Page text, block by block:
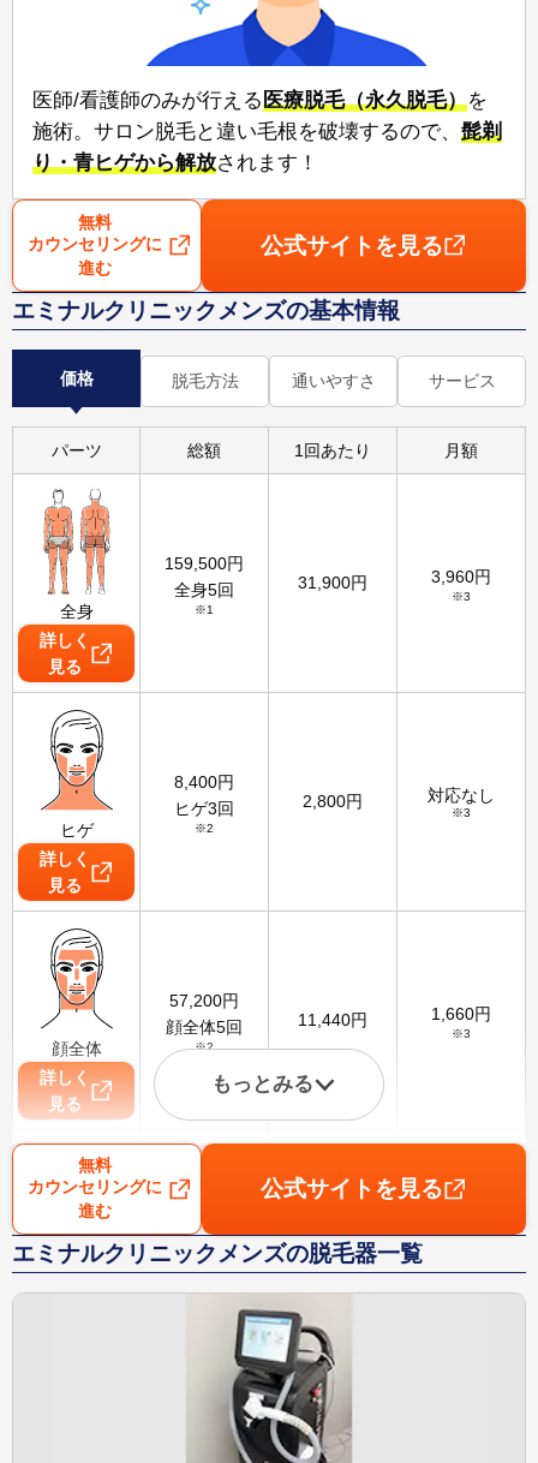
医師/看護師のみが行える⁠医療脱毛（永久脱毛）⁠を
施術。サロン脱毛と違い毛根を破壊するので、⁠ 髭剃
り・青ヒゲから解放⁠されます！
無料
カウンセリングに
進む
公式サイトを見る
エミナルクリニックメンズの基本情報
価格 脱毛方法 通いやすさ サービス
パーツ 総額 1回あたり 月額
全身
詳しく
見る
159,500円
全身5回
※1
31,900円 3,960円
※3
ヒゲ
詳しく
見る
8,400円
ヒゲ3回
※2
2,800円 対応なし
※3
顔全体
詳しく
見る
57,200円
顔全体5回
※2
11,440円 1,660円
※3
VIO
詳しく
78,000
VIO5回
※2
15,600円 2,260円
円
15,000
もっとみる
無料
カウンセリングに
進む
公式サイトを見る
エミナルクリニックメンズの脱毛器一覧